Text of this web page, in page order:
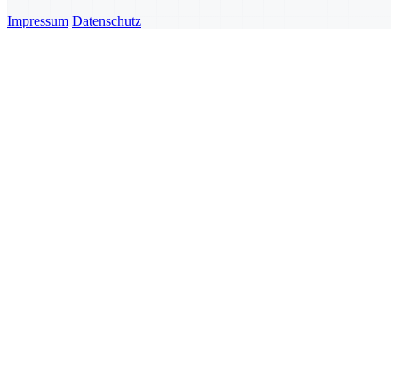
Impressum Datenschutz